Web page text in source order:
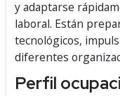
y adaptarse
laboral. Están
tecnológicos,
diferentes
Perfil